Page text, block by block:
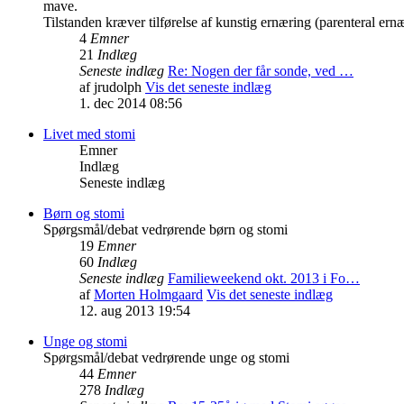
mave.
Tilstanden kræver tilførelse af kunstig ernæring (parenteral
4 Emner
21 Indlæg
Seneste indlæg Re: Nogen der får sonde, ved …
afjrudolph Vis det seneste indlæg
1. dec 2014 08:56
Livet med stomi
Emner
Indlæg
Seneste indlæg
Børn og stomi
Spørgsmål/debat vedrørende børn og stomi
19 Emner
60 Indlæg
Seneste indlæg Familieweekend okt. 2013 i Fo…
afMorten Holmgaard Vis det seneste indlæg
12. aug 2013 19:54
Unge og stomi
Spørgsmål/debat vedrørende unge og stomi
44 Emner
278 Indlæg